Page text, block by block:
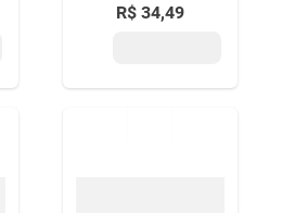
R$ 34,49